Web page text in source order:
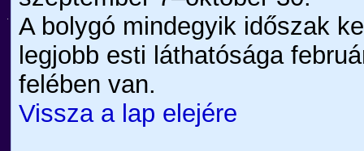
A bolygó mindegyik időszak
legjobb esti láthatósága
felében van.
Vissza a lap elejére